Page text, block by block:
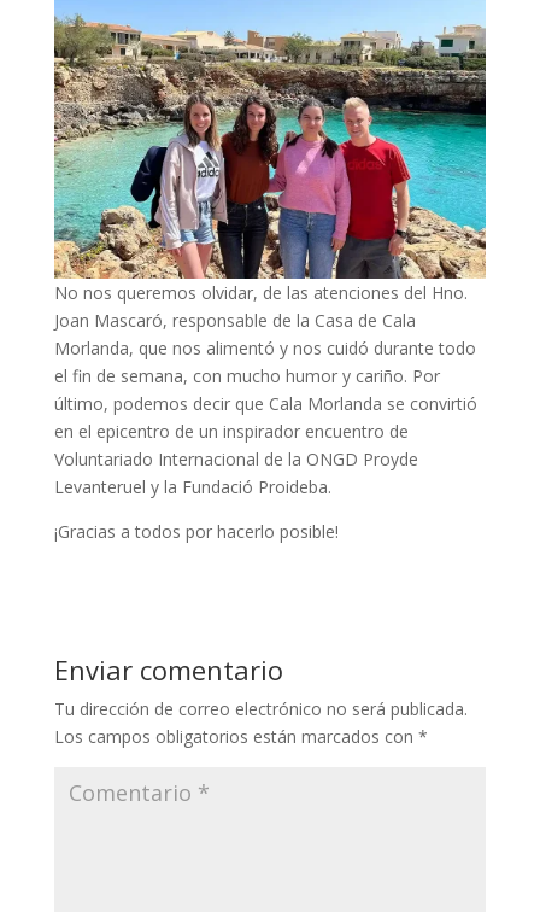
No nos queremos olvidar, de las atenciones del Hno.
Joan Mascaró, responsable de la Casa de Cala
Morlanda, que nos alimentó y nos cuidó durante todo
el fin de semana, con mucho humor y cariño. Por
último, podemos decir que Cala Morlanda se convirtió
en el epicentro de un inspirador encuentro de
Voluntariado Internacional de la ONGD Proyde
Levanteruel y la Fundació Proideba.
¡Gracias a todos por hacerlo posible!
Enviar comentario
Tu dirección de correo electrónico no será publicada.
Los campos obligatorios están marcados con *